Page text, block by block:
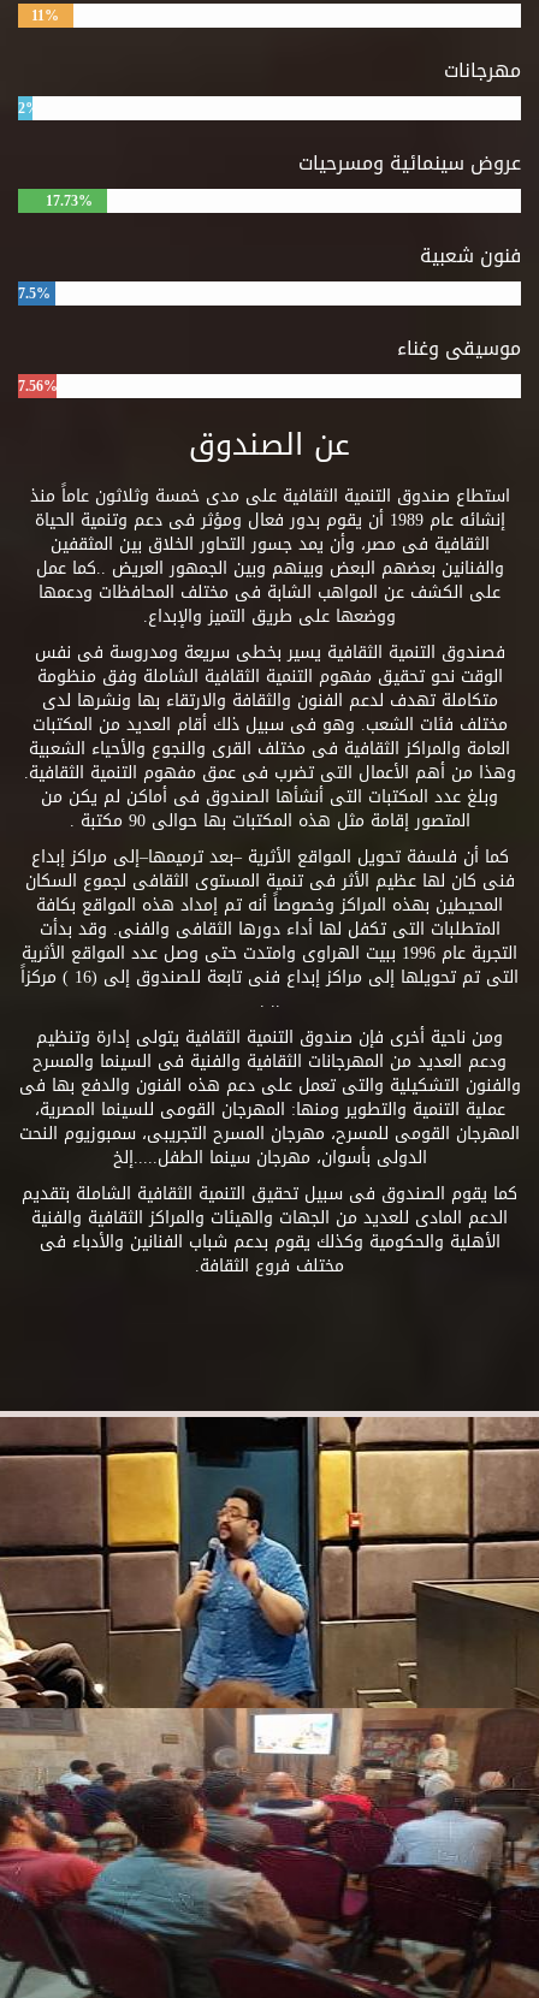
11%
مهرجانات
2%
عروض سينمائية ومسرحيات
17.73%
فنون شعبية
7.5%
موسيقى وغناء
7.56%
عن الصندوق
استطاع صندوق التنمية الثقافية على مدى خمسة وثلاثون عاماً منذ
إنشائه عام 1989 أن يقوم بدور فعال ومؤثر فى دعم وتنمية الحياة
الثقافية فى مصر، وأن يمد جسور التحاور الخلاق بين المثقفين
والفنانين بعضهم البعض وبينهم وبين الجمهور العريض ..كما عمل
على الكشف عن المواهب الشابة فى مختلف المحافظات ودعمها
ووضعها على طريق التميز والإبداع.
فصندوق التنمية الثقافية يسير بخطى سريعة ومدروسة فى نفس
الوقت نحو تحقيق مفهوم التنمية الثقافية الشاملة وفق منظومة
متكاملة تهدف لدعم الفنون والثقافة والارتقاء بها ونشرها لدى
مختلف فئات الشعب. وهو فى سبيل ذلك أقام العديد من المكتبات
العامة والمراكز الثقافية فى مختلف القرى والنجوع والأحياء الشعبية
وهذا من أهم الأعمال التى تضرب فى عمق مفهوم التنمية الثقافية.
وبلغ عدد المكتبات التى أنشأها الصندوق فى أماكن لم يكن من
المتصور إقامة مثل هذه المكتبات بها حوالى 90 مكتبة .
كما أن فلسفة تحويل المواقع الأثرية –بعد ترميمها–إلى مراكز إبداع
فنى كان لها عظيم الأثر فى تنمية المستوى الثقافى لجموع السكان
المحيطين بهذه المراكز وخصوصاً أنه تم إمداد هذه المواقع بكافة
المتطلبات التى تكفل لها أداء دورها الثقافى والفنى. وقد بدأت
التجربة عام 1996 ببيت الهراوى وامتدت حتى وصل عدد المواقع الأثرية
التى تم تحويلها إلى مراكز إبداع فنى تابعة للصندوق إلى (16 ) مركزاً
.. .
ومن ناحية أخرى فإن صندوق التنمية الثقافية يتولى إدارة وتنظيم
ودعم العديد من المهرجانات الثقافية والفنية فى السينما والمسرح
والفنون التشكيلية والتى تعمل على دعم هذه الفنون والدفع بها فى
عملية التنمية والتطوير ومنها: المهرجان القومى للسينما المصرية،
المهرجان القومى للمسرح، مهرجان المسرح التجريبى، سمبوزيوم النحت
الدولى بأسوان، مهرجان سينما الطفل.....إلخ
كما يقوم الصندوق فى سبيل تحقيق التنمية الثقافية الشاملة بتقديم
الدعم المادى للعديد من الجهات والهيئات والمراكز الثقافية والفنية
الأهلية والحكومية وكذلك يقوم بدعم شباب الفنانين والأدباء فى
مختلف فروع الثقافة.